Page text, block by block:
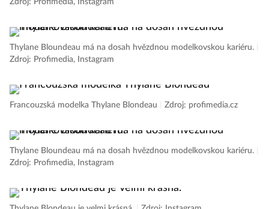
Zdroj: Profimedia, Instagram
Thylane Bloundeau má na dosah hvězdnou modelkovskou kariéru.
Zdroj: Profimedia, Instagram
Francouzská modelka Thylane Blondeau Zdroj: profimedia.cz
Thylane Bloundeau má na dosah hvězdnou modelkovskou kariéru.
Zdroj: Profimedia, Instagram